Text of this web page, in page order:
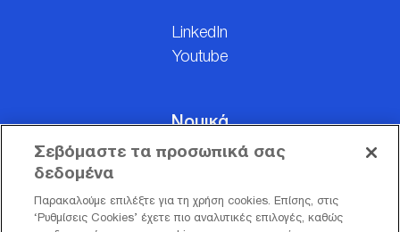
LinkedIn
Youtube
Νομικά
Διαχείριση προτιμήσεων cookie
Σεβόμαστε τα προσωπικά σας
δεδομένα
Παρακαλούμε επιλέξτε για τη χρήση cookies. Επίσης, στις
‘Ρυθμίσεις Cookies’ έχετε πιο αναλυτικές επιλογές, καθώς